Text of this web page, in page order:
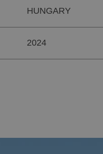
HUNGARY
2024